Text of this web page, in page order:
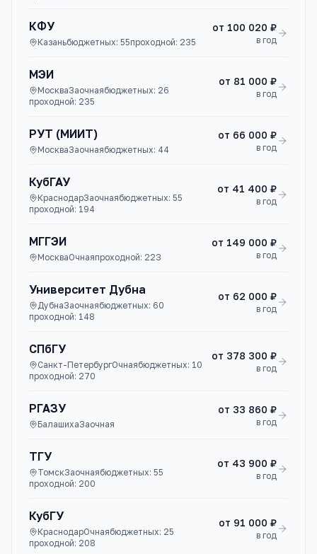
КФУ
Казаньбюджетных: 55проходной: 235
от 100 020 ₽
в год
МЭИ
МоскваЗаочнаябюджетных: 26
проходной: 235
от 81 000 ₽
в год
РУТ (МИИТ)
МоскваЗаочнаябюджетных: 44
от 66 000 ₽
в год
КубГАУ
КраснодарЗаочнаябюджетных: 55
проходной: 194
от 41 400 ₽
в год
МГГЭИ
МоскваОчнаяпроходной: 223
от 149 000 ₽
в год
Университет Дубна
ДубнаЗаочнаябюджетных: 60
проходной: 148
от 62 000 ₽
в год
СПбГУ
Санкт-ПетербургОчнаябюджетных: 10
проходной: 270
от 378 300 ₽
в год
РГАЗУ
БалашихаЗаочная
от 33 860 ₽
в год
ТГУ
ТомскЗаочнаябюджетных: 55
проходной: 200
от 43 900 ₽
в год
КубГУ
КраснодарОчнаябюджетных: 25
проходной: 208
от 91 000 ₽
в год